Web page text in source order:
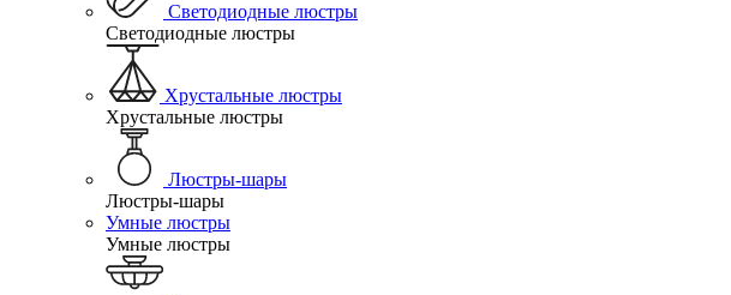
Светодиодные люстры
Светодиодные люстры
Хрустальные люстры
Хрустальные люстры
Люстры-шары
Люстры-шары
Умные люстры
Умные люстры